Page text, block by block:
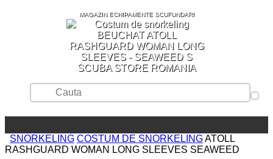
MAGAZIN ECHIPAMENTE SCUFUNDARI
SCUBA STORE ROMANIA
SNORKELING COSTUM DE SNORKELINGATOLL
RASHGUARD WOMAN LONG SLEEVES SEAWEED